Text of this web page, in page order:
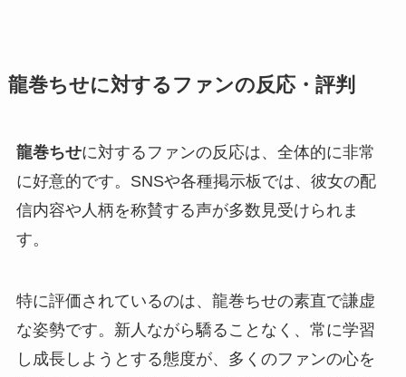
龍巻ちせに対するファンの反応・評判
龍巻ちせに対するファンの反応は、全体的に非常
に好意的です。SNSや各種掲示板では、彼女の配
信内容や人柄を称賛する声が多数見受けられま
す。
特に評価されているのは、龍巻ちせの素直で謙虚
な姿勢です。新人ながら驕ることなく、常に学習
し成長しようとする態度が、多くのファンの心を